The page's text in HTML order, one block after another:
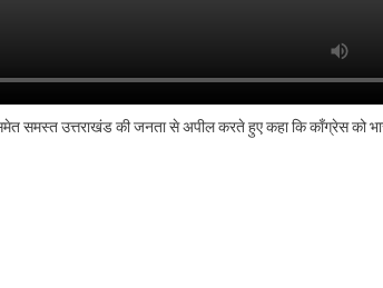
समस्त उत्तराखंड की जनता से अपील करते हुए कहा कि काँग्रेस को